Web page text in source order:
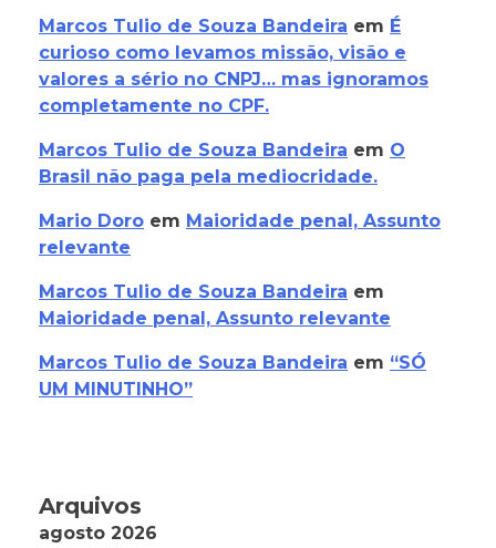
Marcos Tulio de Souza Bandeira em É
curioso como levamos missão, visão e
valores a sério no CNPJ… mas ignoramos
completamente no CPF.
Marcos Tulio de Souza Bandeira em O
Brasil não paga pela mediocridade.
Mario Doro em Maioridade penal, Assunto
relevante
Marcos Tulio de Souza Bandeira em
Maioridade penal, Assunto relevante
Marcos Tulio de Souza Bandeira em “SÓ
UM MINUTINHO”
Arquivos
agosto 2026